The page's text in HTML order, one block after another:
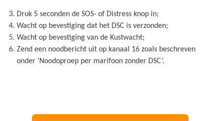
Druk 5 seconden de SOS- of Distress knop in;
Wacht op bevestiging dat het DSC is verzonden;
Wacht op bevestiging van de Kustwacht;
Zend een noodbericht uit op kanaal 16 zoals beschreven
onder ‘Noodoproep per marifoon zonder DSC’.